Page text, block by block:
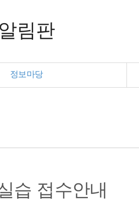
알림판
정보마당
습 접수안내